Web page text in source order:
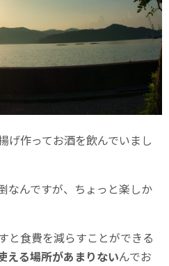
げ作ってお酒を飲んでいまし
なんですが、ちょっと楽しか
と食費を減らすことができる
える場所があまりないんでお